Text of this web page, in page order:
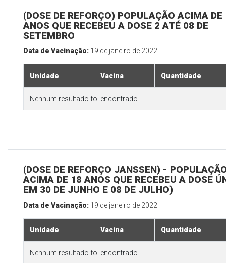
(DOSE DE REFORÇO) POPULAÇÃO ACIMA DE
ANOS QUE RECEBEU A DOSE 2 ATÉ 08 DE
SETEMBRO
Data de Vacinação: 19 de janeiro de 2022
Unidade Vacina Quantidade
Nenhum resultado foi encontrado.
(DOSE DE REFORÇO JANSSEN) -
ACIMA DE 18 ANOS QUE RECEBEU A DOSE
EM 30 DE JUNHO E 08 DE JULHO)
Data de Vacinação: 19 de janeiro de 2022
Unidade Vacina Quantidade
Nenhum resultado foi encontrado.